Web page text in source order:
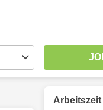
Arbeitszeit